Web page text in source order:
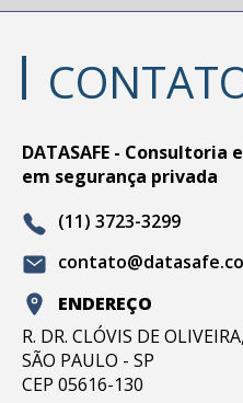
DATASAFE - Consultoria
em segurança privada
(11) 3723-3299
ENDEREÇO
R. DR. CLÓVIS DE
SÃO PAULO - SP
CEP 05616-130